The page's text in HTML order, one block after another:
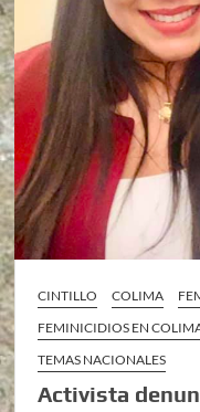
CINTILLO COLIMA
FEMINICIDIOS EN
TEMAS NACIONALES
Activista